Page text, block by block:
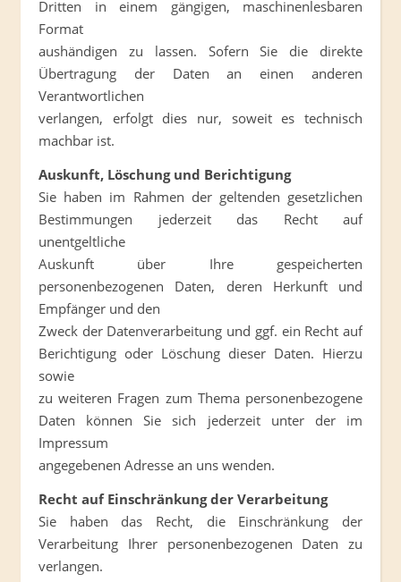
Dritten in einem gängigen, maschinenlesbaren
Format
aushändigen zu lassen. Sofern Sie die direkte
Übertragung der Daten an einen anderen
Verantwortlichen
verlangen, erfolgt dies nur, soweit es technisch
machbar ist.
Auskunft, Löschung und Berichtigung
Sie haben im Rahmen der geltenden gesetzlichen
Bestimmungen jederzeit das Recht auf
unentgeltliche
Auskunft über Ihre gespeicherten
personenbezogenen Daten, deren Herkunft und
Empfänger und den
Zweck der Datenverarbeitung und ggf. ein Recht auf
Berichtigung oder Löschung dieser Daten. Hierzu
sowie
zu weiteren Fragen zum Thema personenbezogene
Daten können Sie sich jederzeit unter der im
Impressum
angegebenen Adresse an uns wenden.
Recht auf Einschränkung der Verarbeitung
Sie haben das Recht, die Einschränkung der
Verarbeitung Ihrer personenbezogenen Daten zu
verlangen.